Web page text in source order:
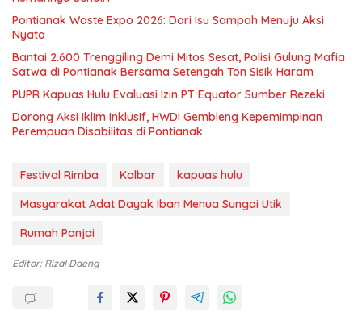
Pontianak Waste Expo 2026: Dari Isu Sampah Menuju Aksi
Nyata
Bantai 2.600 Trenggiling Demi Mitos Sesat, Polisi Gulung Mafia
Satwa di Pontianak Bersama Setengah Ton Sisik Haram
PUPR Kapuas Hulu Evaluasi Izin PT Equator Sumber Rezeki
Dorong Aksi Iklim Inklusif, HWDI Gembleng Kepemimpinan
Perempuan Disabilitas di Pontianak
Festival Rimba Kalbar
kapuas hulu
Masyarakat Adat Dayak Iban Menua Sungai Utik
Rumah Panjai
Editor: Rizal Daeng